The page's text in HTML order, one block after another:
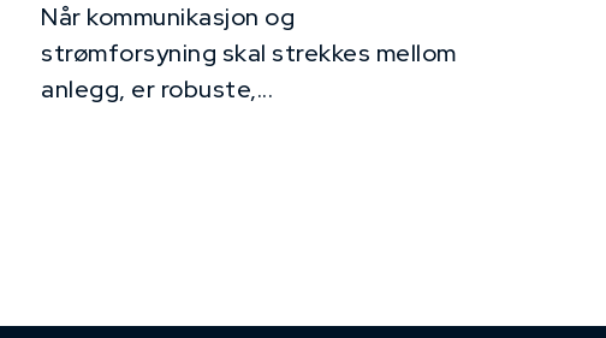
Når kommunikasjon og
strømforsyning skal strekkes mellom
anlegg, er robuste,...